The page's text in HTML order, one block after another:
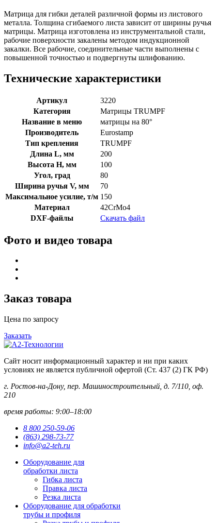
Матрица для гибки деталей различной формы из листового
металла. Толщина сгибаемого листа зависит от ширины ручья
матрицы. Матрица изготовлена из инструментальной стали,
рабочие поверхности закалены методом индукционной
закалки. Все рабочие, соединительные части выполнены с
повышенной точностью и подвергнуты шлифованию.
Технические характеристики
Артикул
3220
Категория
Матрицы TRUMPF
Название в меню
матрицы на 80°
Производитель
Eurostamp
Тип крепления
TRUMPF
Длина L, мм
200
Высота H, мм
100
Угол, град
80
Ширина ручья V, мм
70
Максимальное усилие, т/м 150
Материал
42CrMo4
DXF-файлы
Скачать файл
Фото и видео товара
Заказ товара
Цена по запросу
Заказать
Сайт носит информационный характер и ни при каких
условиях не является публичной офертой (Ст. 437 (2) ГК РФ)
г. Ростов-на-Дону, пер. Машиностроительный, д. 7/110, оф.
210
время работы: 9:00–18:00
8 800 250-59-06
(863) 298-73-77
info@a2-teh.ru
Оборудование для
обработки листа
Гибка листа
Правка листа
Резка листа
Оборудование для обработки
трубы и профиля